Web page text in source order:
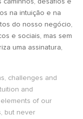
na intuição e na
do nosso negócio,
e sociais, mas sem
uma assinatura,
challenges and
and
of our
but never